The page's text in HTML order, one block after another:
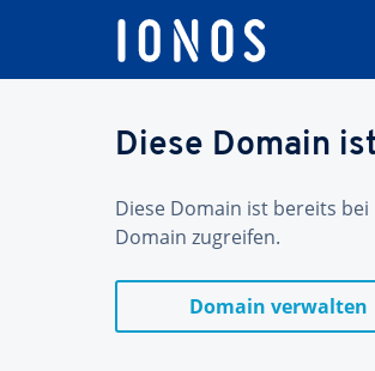
Diese Domain
Diese Domain ist bereits
Domain zugreifen.
Domain verwalten